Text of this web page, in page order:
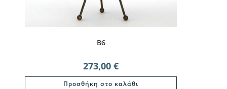
B6
273,00 €
Προσθήκη στο καλάθι